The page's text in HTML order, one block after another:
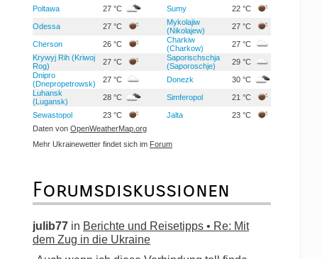
Poltawa 27 °C Sumy 22 °C
Odessa 27 °C
Mykolajiw
(Nikolajew)
27 °C
Cherson 26 °C
Charkiw
(Charkow)
27 °C
Krywyj Rih (Kriwoj
Rog)
27 °C
Saporischschja
(Saporoschje)
29 °C
Dnipro
(Dnepropetrowsk)
27 °C Donezk
30 °C
Luhansk
(Lugansk)
28 °C Simferopol 21 °C
Sewastopol 23 °C Jalta
23 °C
Daten von OpenWeatherMap.org
Mehr Ukrainewetter findet sich im Forum
Forumsdiskussionen
julib77 in Berichte und Reisetipps • Re: Mit
dem Zug in die Ukraine